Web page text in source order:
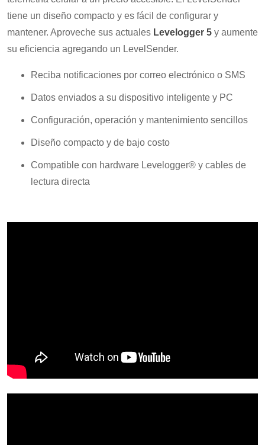
tiene un diseño compacto y es fácil de configurar y
mantener. Aproveche sus actuales Levelogger 5 y aumente
su eficiencia agregando un LevelSender.
Reciba notificaciones por correo electrónico o SMS
Datos enviados a su dispositivo inteligente y PC
Configuración, operación y mantenimiento sencillos
Diseño compacto y de bajo costo
Compatible con hardware Levelogger® y cables de
lectura directa